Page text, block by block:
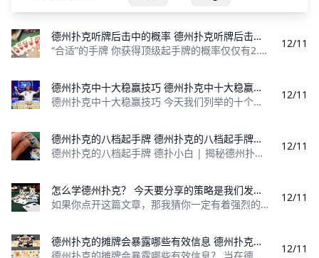
德州扑克听牌后击中的概率 德州扑克听牌后击中的概率
“合适”的手牌 你获得顶级起手牌的概率仅仅有2.1%（J-J, Q-Q, K-K, A-A, A-Ks），因此你不能把所有的希望都寄托在这几手牌上面，单纯依靠这些牌会被
12/11
德州扑克中十大稳赢技巧 德州扑克中十大稳赢技巧是什么？今天我们列举的十个扑克策略，将使你成为利润更高也更有自信的牌手。
德州扑克中十大稳赢技巧 今天我们列举的十个扑克策略，将使你成为利润更高也更有自信的牌手。这些策略不会告诉你如何百战百胜，因为即使最优秀的牌手也
12/11
德州扑克的八档起手牌 德州扑克的八档起手牌是什么？
德州扑克的八档起手牌 德扑小白 | 揭秘德州扑克的八档起手牌 缺乏经验的新手其实并不会看牌，往往都比较胆大、不够谨慎，分析不透哪些牌才是真正的好牌。
12/11
怎么学德州扑克？ 今天要分享的策略是我们发现最有帮助的学习德州扑克的方法。
如果你点开这篇文章，那我猜你一定有着强烈的求知欲，这很好，我希望你学有所得。今天要分享的策略是我们发现最有帮助的学习方法。这原本是一个价值5
12/11
德州扑克的摊牌会暴露哪些有效信息 德州扑克的摊牌会暴露哪些有效信息？
德州扑克的摊牌会暴露哪些有效信息？ 当在德州扑克中打到摊牌时，有人只会收集筹码，而有人却能从摊出的牌中收集到信息。 假设这是$1/$2无限注德州
12/11